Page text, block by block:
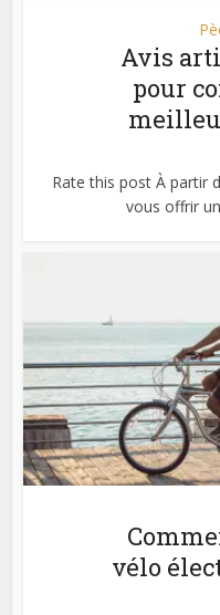
Avis
pour
Rate this post À partir
vous offrir
vélo